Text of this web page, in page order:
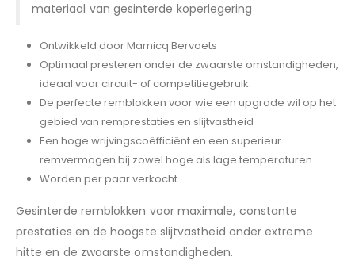
materiaal van gesinterde koperlegering
Ontwikkeld door Marnicq Bervoets
Optimaal presteren onder de zwaarste omstandigheden,
ideaal voor circuit- of competitiegebruik.
De perfecte remblokken voor wie een upgrade wil op het
gebied van remprestaties en slijtvastheid
Een hoge wrijvingscoëfficiënt en een superieur
remvermogen bij zowel hoge als lage temperaturen
Worden per paar verkocht
Gesinterde remblokken voor maximale, constante
prestaties en de hoogste slijtvastheid onder extreme
hitte en de zwaarste omstandigheden.